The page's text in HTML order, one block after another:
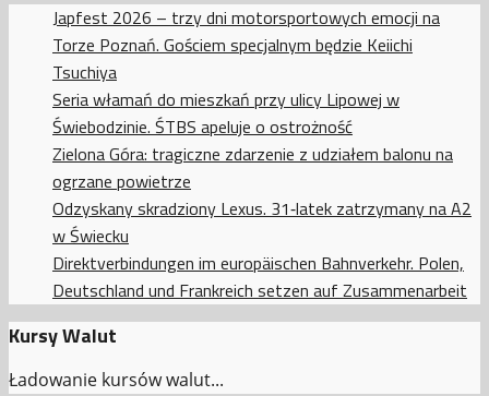
Japfest 2026 – trzy dni motorsportowych emocji na
Torze Poznań. Gościem specjalnym będzie Keiichi
Tsuchiya
Seria włamań do mieszkań przy ulicy Lipowej w
Świebodzinie. ŚTBS apeluje o ostrożność
Zielona Góra: tragiczne zdarzenie z udziałem balonu na
ogrzane powietrze
Odzyskany skradziony Lexus. 31‑latek zatrzymany na A2
w Świecku
Direktverbindungen im europäischen Bahnverkehr. Polen,
Deutschland und Frankreich setzen auf Zusammenarbeit
Kursy Walut
Ładowanie kursów walut...